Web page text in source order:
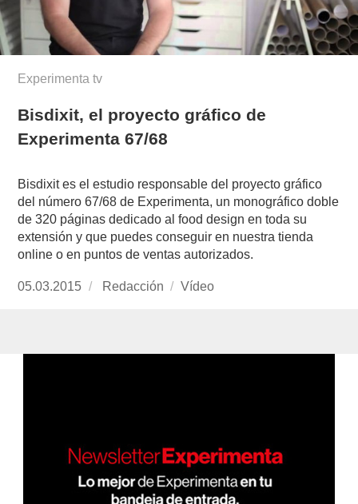
Experimenta tv
Bisdixit, el proyecto gráfico de
Experimenta 67/68
Bisdixit es el estudio responsable del proyecto gráfico
del número 67/68 de Experimenta, un monográfico doble
de 320 páginas dedicado al food design en toda su
extensión y que puedes conseguir en nuestra tienda
online o en puntos de ventas autorizados.
Publicado
05.03.2015 https://www.experimenta.es/author/redaccion/
Redacción Formato
Vídeo